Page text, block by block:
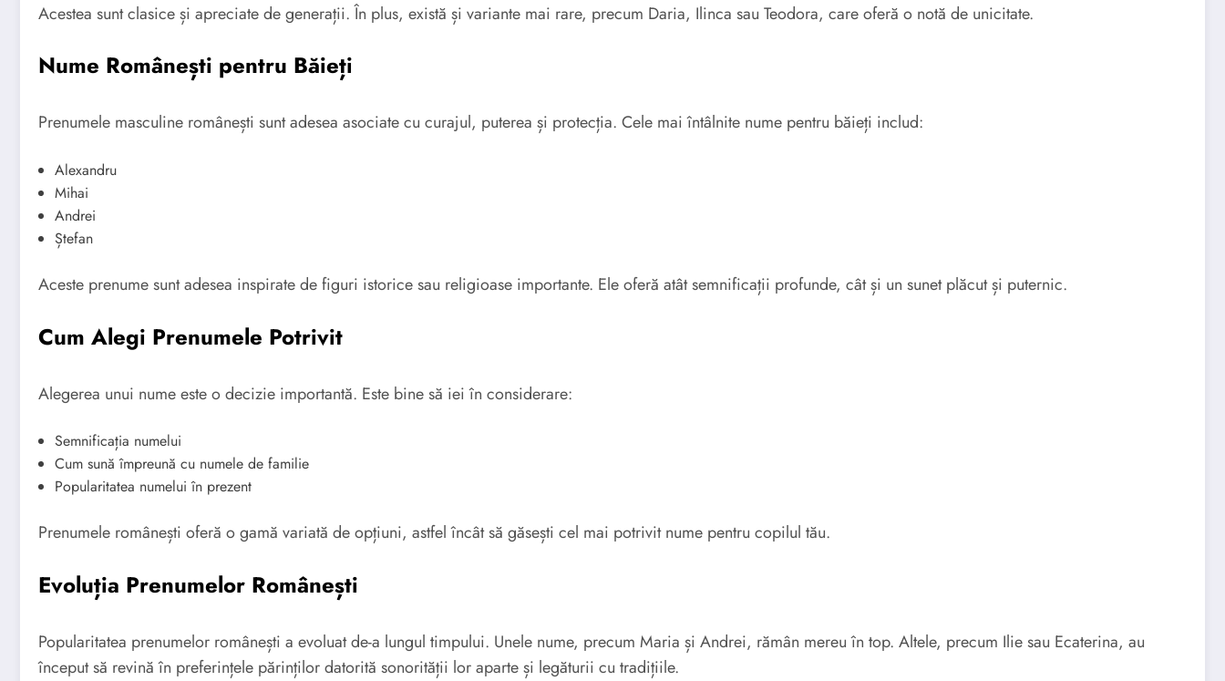
Acestea sunt clasice și apreciate de generații. În plus, există și variante mai rare, precum Daria, Ilinca sau Teodora, care oferă o notă de unicitate.
Nume Românești pentru Băieți
Prenumele masculine românești sunt adesea asociate cu curajul, puterea și protecția. Cele mai întâlnite nume pentru băieți includ:
Alexandru
Mihai
Andrei
Ștefan
Aceste prenume sunt adesea inspirate de figuri istorice sau religioase importante. Ele oferă atât semnificații profunde, cât și un sunet plăcut și puternic.
Cum Alegi Prenumele Potrivit
Alegerea unui nume este o decizie importantă. Este bine să iei în considerare:
Semnificația numelui
Cum sună împreună cu numele de familie
Popularitatea numelui în prezent
Prenumele românești oferă o gamă variată de opțiuni, astfel încât să găsești cel mai potrivit nume pentru copilul tău.
Evoluția Prenumelor Românești
Popularitatea prenumelor românești a evoluat de-a lungul timpului. Unele nume, precum Maria și Andrei, rămân mereu în top. Altele, precum Ilie sau Ecaterina, au
început să revină în preferințele părinților datorită sonorității lor aparte și legăturii cu tradițiile.